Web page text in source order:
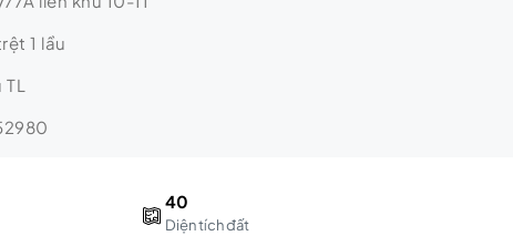
1 lầu
40
Diện tích đất